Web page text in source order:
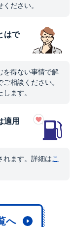
ださい。
はで
を得ない事情で解
相談ください。
ます。
適用
れます。詳細はこ
へ